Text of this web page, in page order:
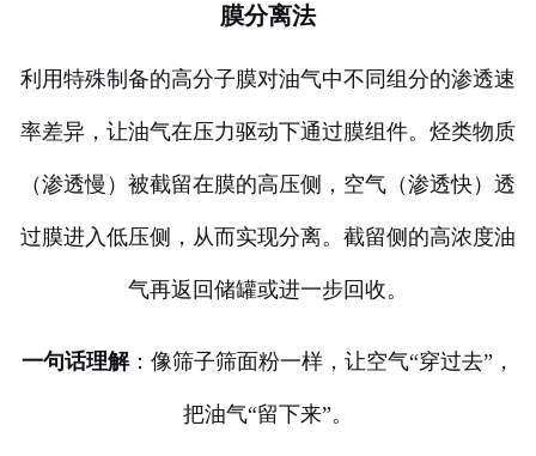
膜分离法
利用特殊制备的高分子膜对油气中不同组分的渗透速
率差异，让油气在压力驱动下通过膜组件。烃类物质
（渗透慢）被截留在膜的高压侧，空气（渗透快）透
过膜进入低压侧，从而实现分离。截留侧的高浓度油
气再返回储罐或进一步回收。
一句话理解：像筛子筛面粉一样，让空气“穿过去”，
把油气“留下来”。